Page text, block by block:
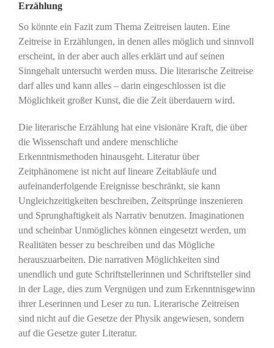
Erzählung
So könnte ein Fazit zum Thema Zeitreisen lauten. Eine
Zeitreise in Erzählungen, in denen alles möglich und sinnvoll
erscheint, in der aber auch alles erklärt und auf seinen
Sinngehalt untersucht werden muss. Die literarische Zeitreise
darf alles und kann alles – darin eingeschlossen ist die
Möglichkeit großer Kunst, die die Zeit überdauern wird.
Die literarische Erzählung hat eine visionäre Kraft, die über
die Wissenschaft und andere menschliche
Erkenntnismethoden hinausgeht. Literatur über
Zeitphänomene ist nicht auf lineare Zeitabläufe und
aufeinanderfolgende Ereignisse beschränkt, sie kann
Ungleichzeitigkeiten beschreiben, Zeitsprünge inszenieren
und Sprunghaftigkeit als Narrativ benutzen. Imaginationen
und scheinbar Unmögliches können eingesetzt werden, um
Realitäten besser zu beschreiben und das Mögliche
herauszuarbeiten. Die narrativen Möglichkeiten sind
unendlich und gute Schriftstellerinnen und Schriftsteller sind
in der Lage, dies zum Vergnügen und zum Erkenntnisgewinn
ihrer Leserinnen und Leser zu tun. Literarische Zeitreisen
sind nicht auf die Gesetze der Physik angewiesen, sondern
auf die Gesetze guter Literatur.